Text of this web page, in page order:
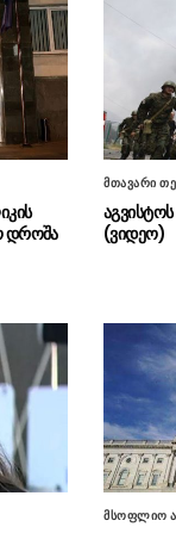
დროშა
მთავარი
(ვიდეო)
მსოფლიო